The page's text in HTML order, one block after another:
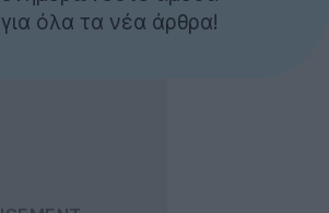
για όλα τα νέα άρθρα!